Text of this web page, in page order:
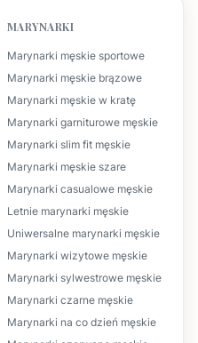
MARYNARKI
Marynarki męskie sportowe
Marynarki męskie brązowe
Marynarki męskie w kratę
Marynarki garniturowe męskie
Marynarki slim fit męskie
Marynarki męskie szare
Marynarki casualowe męskie
Letnie marynarki męskie
Uniwersalne marynarki męskie
Marynarki wizytowe męskie
Marynarki sylwestrowe męskie
Marynarki czarne męskie
Marynarki na co dzień męskie